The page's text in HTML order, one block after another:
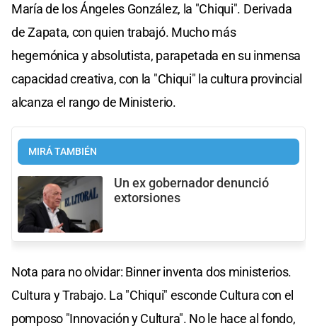
María de los Ángeles González, la "Chiqui". Derivada
de Zapata, con quien trabajó. Mucho más
hegemónica y absolutista, parapetada en su inmensa
capacidad creativa, con la "Chiqui" la cultura provincial
alcanza el rango de Ministerio.
MIRÁ TAMBIÉN
Un ex gobernador denunció
extorsiones
Nota para no olvidar: Binner inventa dos ministerios.
Cultura y Trabajo. La "Chiqui" esconde Cultura con el
pomposo "Innovación y Cultura". No le hace al fondo,